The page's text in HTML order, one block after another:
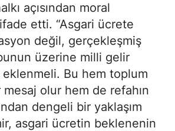
açısından moral
ifade etti. “Asgari ücrete
değil, gerçekleşmiş
üzerine milli gelir
eklenmeli. Bu hem toplum
mesaj olur hem de refahın
dengeli bir yaklaşım
asgari ücretin beklenenin